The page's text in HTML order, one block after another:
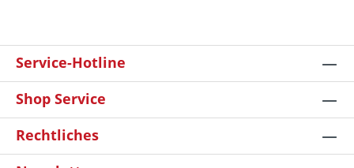
Service-Hotline
Shop Service
Rechtliches